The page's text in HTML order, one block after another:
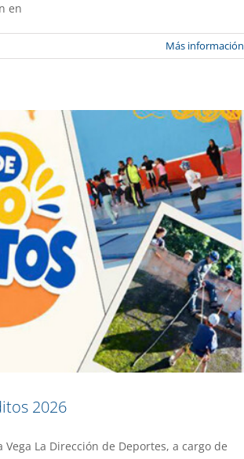
en
Más información
2026
La Dirección de Deportes, a cargo de